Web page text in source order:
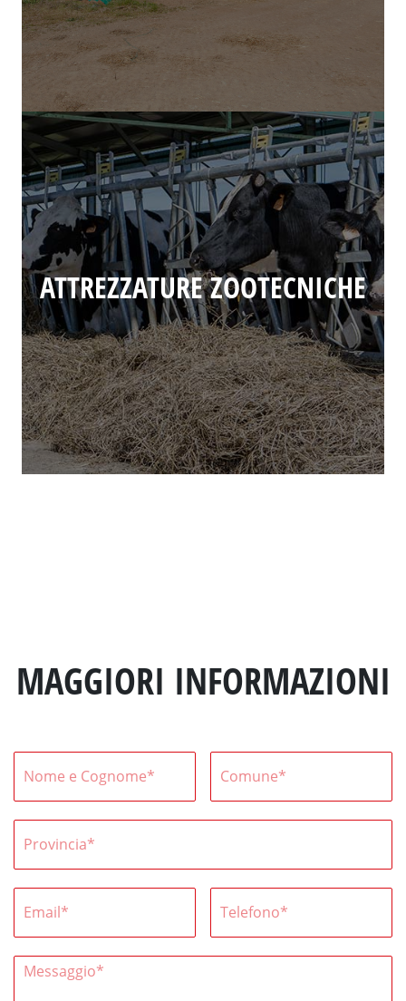
ATTREZZATURE ZOOTECNICHE
MAGGIORI INFORMAZIONI